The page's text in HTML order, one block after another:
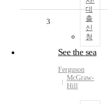
대
출
신
청
3
See the sea
Ferguson
McGraw-
Hill